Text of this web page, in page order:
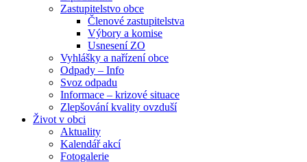
Zastupitelstvo obce
Členové zastupitelstva
Výbory a komise
Usnesení ZO
Vyhlášky a nařízení obce
Odpady – Info
Svoz odpadu
Informace – krizové situace
Zlepšování kvality ovzduší
Život v obci
Aktuality
Kalendář akcí
Fotogalerie